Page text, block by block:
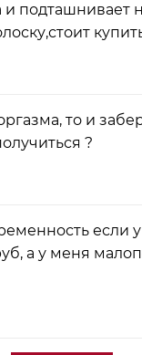
подташнивает
то и
?
если
а у меня